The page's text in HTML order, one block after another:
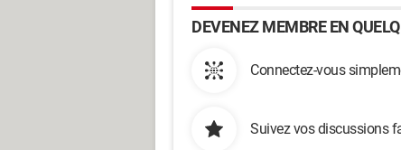
DEVENEZ MEMBRE EN
Connectez-vous
Suivez vos discussions